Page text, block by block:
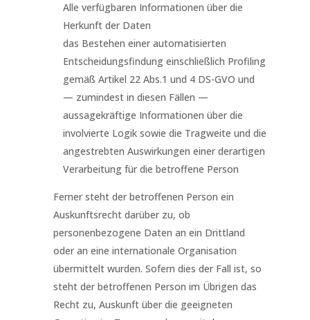
Alle verfügbaren Informationen über die
Herkunft der Daten
das Bestehen einer automatisierten
Entscheidungsfindung einschließlich Profiling
gemäß Artikel 22 Abs.1 und 4 DS-GVO und
— zumindest in diesen Fällen —
aussagekräftige Informationen über die
involvierte Logik sowie die Tragweite und die
angestrebten Auswirkungen einer derartigen
Verarbeitung für die betroffene Person
Ferner steht der betroffenen Person ein
Auskunftsrecht darüber zu, ob
personenbezogene Daten an ein Drittland
oder an eine internationale Organisation
übermittelt wurden. Sofern dies der Fall ist, so
steht der betroffenen Person im Übrigen das
Recht zu, Auskunft über die geeigneten